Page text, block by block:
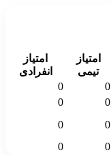
امتیاز
تیمی
امتیاز
انفرادی
0
0
0
0
0
0
0
0